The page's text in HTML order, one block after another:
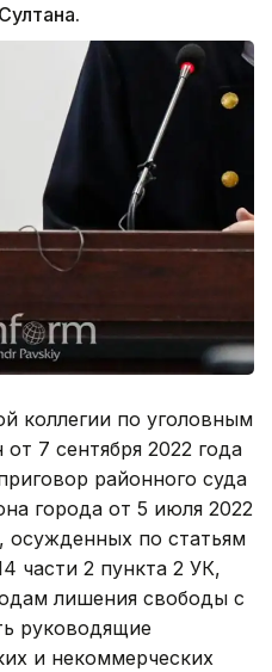
коллегии по уголовным
7 сентября 2022 года
районного суда
города от 5 июля 2022
осужденных по статьям
части 2 пункта 2 УК,
лишения свободы с
руководящие
и некоммерческих